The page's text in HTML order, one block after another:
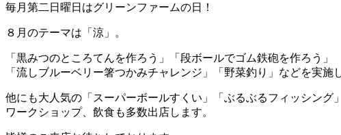
毎月第二日曜日はグリーンファームの日！
８月のテーマは「涼」。
「黒みつのところてんを作ろう」「段ボールでゴム鉄砲を作ろう」
「流しブルーベリー箸つかみチャレンジ」「野菜釣り」などを実施
他にも大人気の「スーパーボールすくい」「ぶるぶるフィッシング
ワークショップ、飲食も多数出店します。